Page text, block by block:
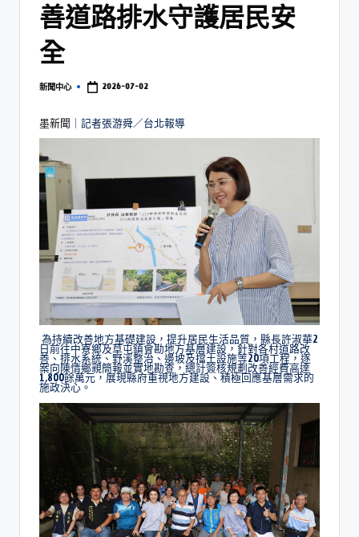
善道路排水守護居民安
全
新聞中心 2026-07-02
墨新聞 ｜記者張游舜／台北報導
為持續改善地方基礎建設，提升居民生活品質，縣長許淑華2
日前往中寮鄉及草屯鎮會勘地方基層建設，針對各村道路改
善、排水系統、野溪整治、邊坡及擋土設施等20項工程，逐
案向陳情鄉親簡報並實地勘查，總計簽核規劃改善經費高達
1,800餘萬元，展現縣府重視地方建設、積極回應基層需求的
施政決心。